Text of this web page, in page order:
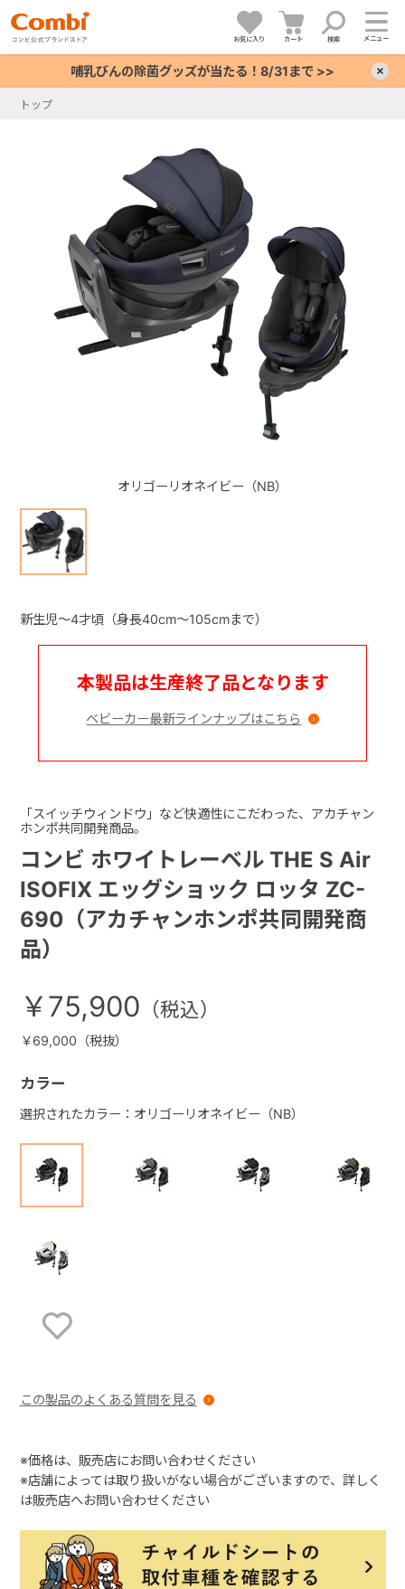
お気に入り カート 検索 メニュー
哺乳びんの除菌グッズが当たる！8/31まで >>
トップ
オリゴーリオネイビー（NB）
コンビ ホワイトレーベル THE S Air
ISOFIX エッグショック ロッタ ZC-
690（アカチャンホンポ共同開発商
品）
「スイッチウィンドウ」など快適性にこだわった、アカチャン
ホンポ共同開発商品。
￥75,900
￥69,000（税抜）
カラー
選択されたカラー：オリゴーリオネイビー（NB）
この製品のよくある質問を見る
※価格は、販売店にお問い合わせください
※店舗によっては取り扱いがない場合がございますので、詳しく
は販売店へお問い合わせください
新生児～4才頃（身長40cm～105cmまで）
本製品は生産終了品となります
ベビーカー最新ラインナップはこちら